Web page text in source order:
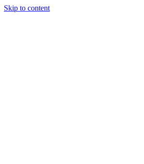
Skip to content